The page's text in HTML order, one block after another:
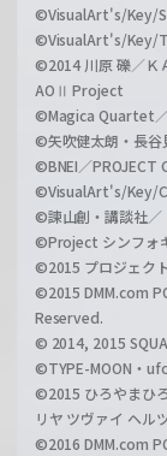
©VisualArt's/Key/
©VisualArt's/Key/
©2014 川原 礫／Ｋ
AOⅡ Project
©Magica Quartet
©矢吹健太朗・長谷
©BNEI／PROJECT
©VisualArt's/Key/
©諫山創・講談社／
©Project シンフォ
©2015 プロジェク
©2015 DMM.com
Reserved.
© 2014, 2015
©TYPE-MOON・
©2015 ひろやまひ
リヤ ツヴァイ ヘル
©2016 DMM.com